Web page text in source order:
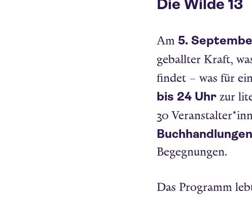
Die Wilde 13
Am 5.
geballter Kraft,
findet – was für
bis 24 Uhr zur
30
Buchhandlungen
Begegnungen.
Das Programm